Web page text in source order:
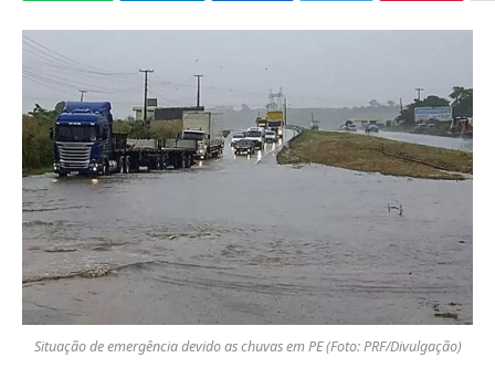
Situação de emergência devido as chuvas em PE (Foto: PRF/Divulgação)